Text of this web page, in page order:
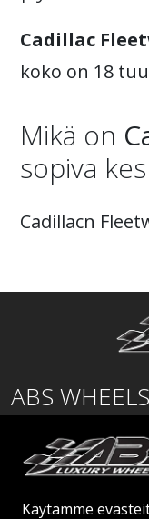
Käytämme
Cadillac
koko on 18
Mikä on
sopiva
Cadillacn
ABS WHEELS
01530 Vantaa
SUOMI